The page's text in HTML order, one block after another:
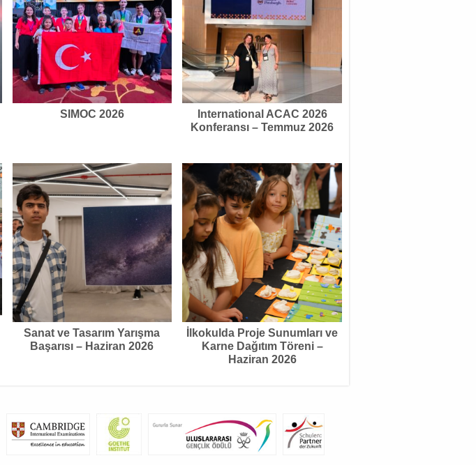
SIMOC 2026
International ACAC 2026
Konferansı – Temmuz 2026
Sanat ve Tasarım Yarışma
Başarısı – Haziran 2026
İlkokulda Proje Sunumları ve
Karne Dağıtım Töreni –
Haziran 2026